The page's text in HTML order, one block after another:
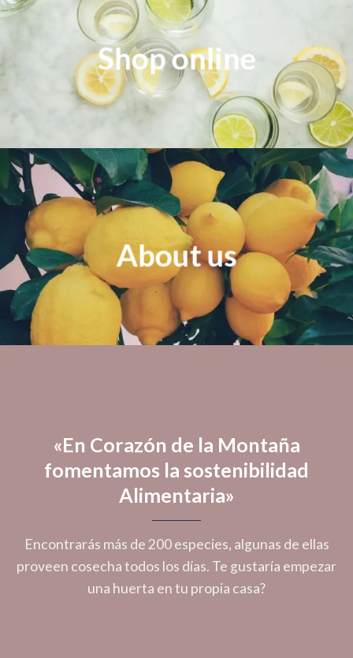
Shop online
About us
«En Corazón de la Montaña
fomentamos la sostenibilidad
Alimentaria»
Encontrarás más de 200 especies, algunas de ellas
proveen cosecha todos los días. Te gustaría empezar
una huerta en tu propia casa?